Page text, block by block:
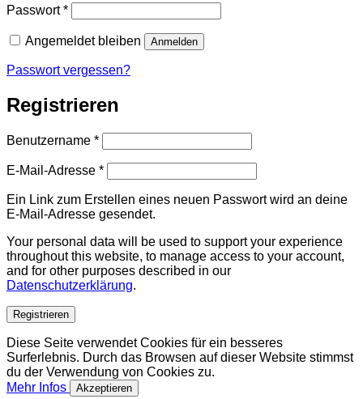
Passwort*Erforderlich
Angemeldet bleiben Anmelden
Passwort vergessen?
Registrieren
Benutzername *Erforderlich
E-Mail-Adresse *Erforderlich
Ein Link zum Erstellen eines neuen Passwort wird an deine
E-Mail-Adresse gesendet.
Your personal data will be used to support your experience
throughout this website, to manage access to your account,
and for other purposes described in our
Datenschutzerklärung.
Registrieren
Diese Seite verwendet Cookies für ein besseres
Surferlebnis. Durch das Browsen auf dieser Website stimmst
du der Verwendung von Cookies zu.
Mehr Infos
Akzeptieren